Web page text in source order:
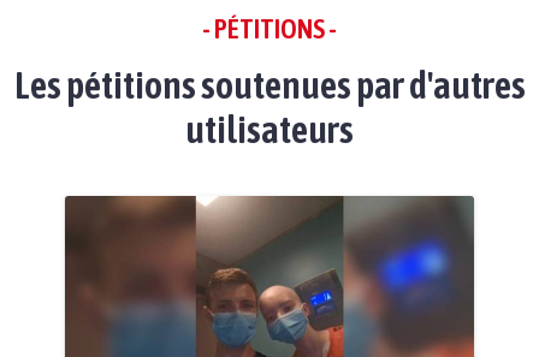
- PÉTITIONS -
Les pétitions soutenues par d'autres
utilisateurs